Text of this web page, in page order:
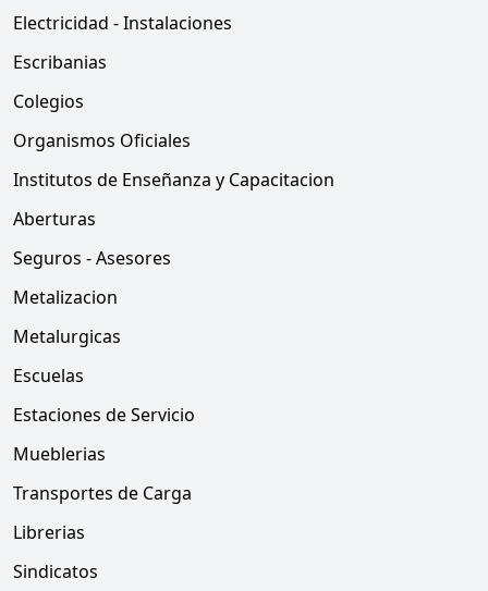
Electricidad - Instalaciones
Escribanias
Colegios
Organismos Oficiales
Institutos de Enseñanza y Capacitacion
Aberturas
Seguros - Asesores
Metalizacion
Metalurgicas
Escuelas
Estaciones de Servicio
Mueblerias
Transportes de Carga
Librerias
Sindicatos